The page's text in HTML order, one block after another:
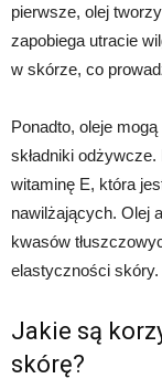
pierwsze, olej
zapobiega utracie
w skórze, co
Ponadto, oleje
składniki
witaminę E, która
nawilżających. Olej
kwasów
elastyczności skóry.
Jakie są
skórę?